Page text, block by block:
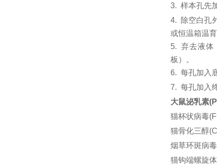
3. 样本孔先
4.
除空白孔
或恒温箱温
5.
弃去液体
板）。
6. 每孔加入
7. 每孔加入
大鼠泌乳素
猫杯状病毒
猫骨化三醇
烟草环斑病
猫钩端螺旋